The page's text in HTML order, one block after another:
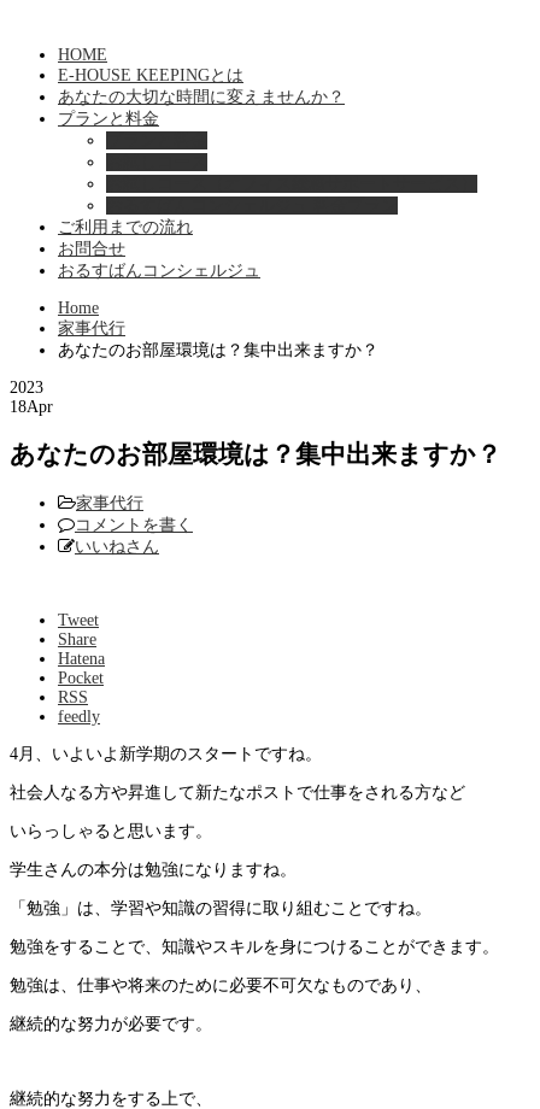
HOME
E-HOUSE KEEPINGとは
あなたの大切な時間に変えませんか？
プランと料金
ご利用までの流れ
お問合せ
おるすばんコンシェルジュ
Home
家事代行
あなたのお部屋環境は？集中出来ますか？
2023
18Apr
あなたのお部屋環境は？集中出来ますか？
家事代行
コメントを書く
いいねさん
Tweet
Share
Hatena
Pocket
RSS
feedly
4月、いよいよ新学期のスタートですね。
社会人なる方や昇進して新たなポストで仕事をされる方など
いらっしゃると思います。
学生さんの本分は勉強になりますね。
「勉強」は、学習や知識の習得に取り組むことですね。
勉強をすることで、知識やスキルを身につけることができます。
勉強は、仕事や将来のために必要不可欠なものであり、
継続的な努力が必要です。
継続的な努力をする上で、